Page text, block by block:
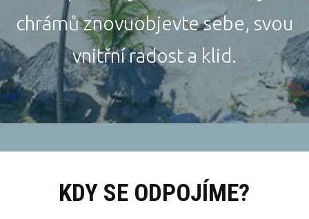
chrámů znovuobjevte sebe, svou
vnitřní radost a klid.
KDY SE ODPOJÍME?